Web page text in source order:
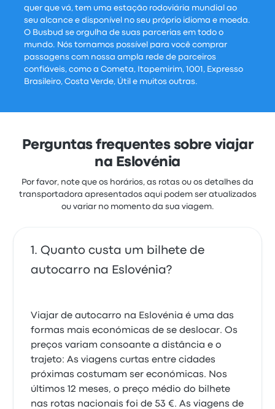
quer que vá, tem uma estação rodoviária mundial ao
seu alcance e disponível no seu próprio idioma e moeda.
O Busbud se orgulha de suas parcerias em todo o
mundo. Nós tornamos possível para você comprar
passagens com nossa ampla rede de parceiros
confiáveis, como a Cometa, Itapemirim, 1001, Expresso
Brasileiro, Costa Verde, Útil e muitos outras.
Perguntas frequentes sobre viajar
na Eslovénia
Por favor, note que os horários, as rotas ou os detalhes da
transportadora apresentados aqui podem ser atualizados
ou variar no momento da sua viagem.
Quanto custa um bilhete de
autocarro na Eslovénia?
Viajar de autocarro na Eslovénia é uma das
formas mais económicas de se deslocar. Os
preços variam consoante a distância e o
trajeto: As viagens curtas entre cidades
próximas costumam ser económicas. Nos
últimos 12 meses, o preço médio do bilhete
nas rotas nacionais foi de 53 €. As viagens de